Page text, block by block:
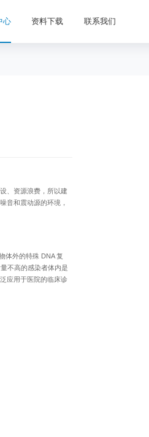
心 资料下载 联系我们
、资源浪费，所以建
音和震动源的环境，
体外的特殊 DNA 复
不高的感染者体内是
应用于医院的临床诊